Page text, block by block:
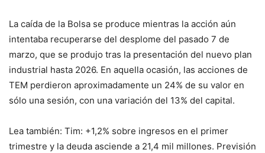
La caída de la Bolsa se produce mientras la acción aún
intentaba recuperarse del desplome del pasado 7 de
marzo, que se produjo tras la presentación del nuevo plan
industrial hasta 2026. En aquella ocasión, las acciones de
TEM perdieron aproximadamente un 24% de su valor en
sólo una sesión, con una variación del 13% del capital.
Lea también: Tim: +1,2% sobre ingresos en el primer
trimestre y la deuda asciende a 21,4 mil millones. Previsión